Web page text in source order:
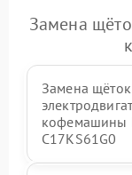
Замена
Замена щёток
кофемашины
C17KS61G0